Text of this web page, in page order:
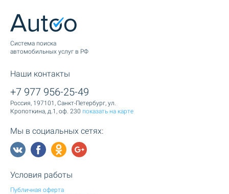
Cистема поиска
автомобильных услуг в РФ
Наши контакты
+7 977 956-25-49
Россия, 197101, Санкт-Петербург, ул.
Кропоткина, д.1, оф. 230 показать на карте
Мы в социальных сетях:
Условия работы
Публичная оферта